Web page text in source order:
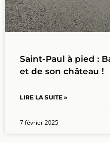
Saint-Paul à pied :
et de son château !
LIRE LA SUITE »
7 février 2025